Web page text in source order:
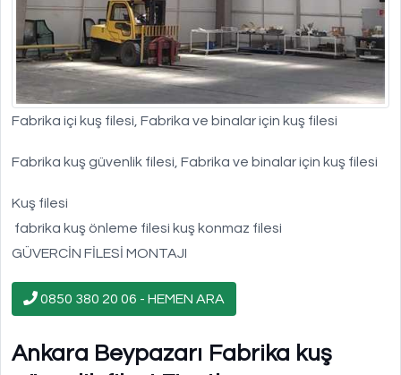
Fabrika içi kuş filesi, Fabrika ve binalar için kuş filesi
Fabrika kuş güvenlik filesi, Fabrika ve binalar için kuş filesi
Kuş filesi
fabrika kuş önleme filesi kuş konmaz filesi
GÜVERCİN FİLESİ MONTAJI
0850 380 20 06 - HEMEN ARA
Ankara Beypazarı Fabrika kuş